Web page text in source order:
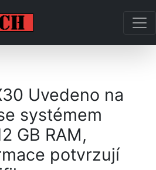
Uvedeno na
systémem
GB RAM,
potvrzují